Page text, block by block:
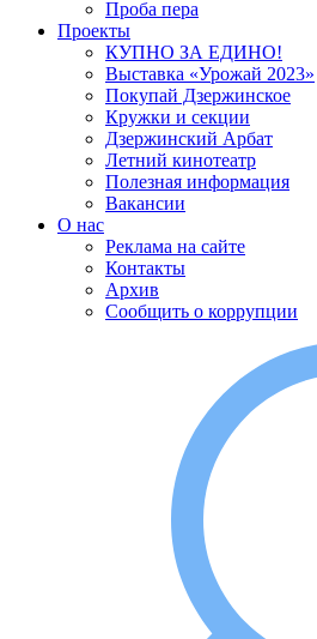
Проба пера
Проекты
КУПНО ЗА ЕДИНО!
Выставка «Урожай 2023»
Покупай Дзержинское
Кружки и секции
Дзержинский Арбат
Летний кинотеатр
Полезная информация
Вакансии
О нас
Реклама на сайте
Контакты
Архив
Сообщить о коррупции